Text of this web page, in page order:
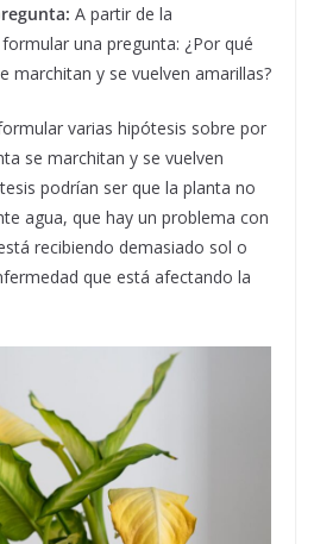
A partir de la
una pregunta: ¿Por qué
marchitan y se vuelven amarillas?
varias hipótesis sobre por
se marchitan y se vuelven
podrían ser que la planta no
agua, que hay un problema con
recibiendo demasiado sol o
que está afectando la